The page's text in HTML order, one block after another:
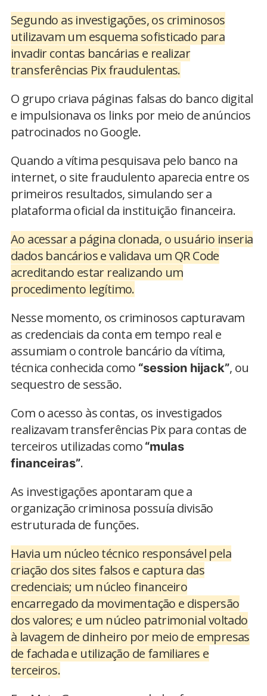
Segundo as investigações, os criminosos
utilizavam um esquema sofisticado para
invadir contas bancárias e realizar
transferências Pix fraudulentas.
O grupo criava páginas falsas do banco digital
e impulsionava os links por meio de anúncios
patrocinados no Google.
Quando a vítima pesquisava pelo banco na
internet, o site fraudulento aparecia entre os
primeiros resultados, simulando ser a
plataforma oficial da instituição financeira.
Ao acessar a página clonada, o usuário inseria
dados bancários e validava um QR Code
acreditando estar realizando um
procedimento legítimo.
Nesse momento, os criminosos capturavam
as credenciais da conta em tempo real e
assumiam o controle bancário da vítima,
técnica conhecida como “session hijack”, ou
sequestro de sessão.
Com o acesso às contas, os investigados
realizavam transferências Pix para contas de
terceiros utilizadas como “mulas
financeiras”.
As investigações apontaram que a
organização criminosa possuía divisão
estruturada de funções.
Havia um núcleo técnico responsável pela
criação dos sites falsos e captura das
credenciais; um núcleo financeiro
encarregado da movimentação e dispersão
dos valores; e um núcleo patrimonial voltado
à lavagem de dinheiro por meio de empresas
de fachada e utilização de familiares e
terceiros.